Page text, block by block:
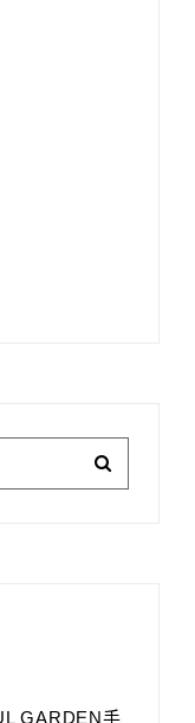
GARDEN手